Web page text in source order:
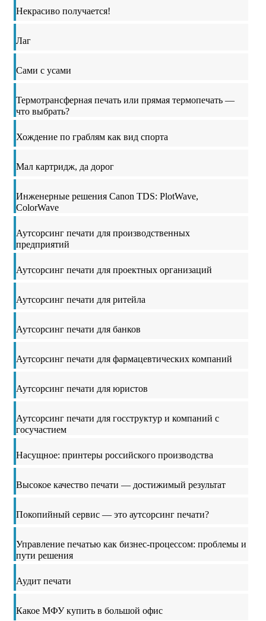
Некрасиво получается!
Лаг
Сами с усами
Термотрансферная печать или прямая термопечать —
что выбрать?
Хождение по граблям как вид спорта
Мал картридж, да дорог
Инженерные решения Canon TDS: PlotWave,
ColorWave
Аутсорсинг печати для производственных
предприятий
Аутсорсинг печати для проектных организаций
Аутсорсинг печати для ритейла
Аутсорсинг печати для банков
Аутсорсинг печати для фармацевтических компаний
Аутсорсинг печати для юристов
Аутсорсинг печати для госструктур и компаний с
госучастием
Насущное: принтеры российского производства
Высокое качество печати — достижимый результат
Покопийный сервис — это аутсорсинг печати?
Управление печатью как бизнес-процессом: проблемы и
пути решения
Аудит печати
Какое МФУ купить в большой офис